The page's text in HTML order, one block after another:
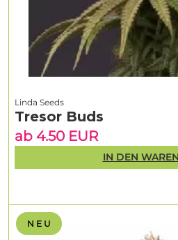
N E U
Linda Seeds
Tresor Buds
ab 4.50 EUR
IN DEN